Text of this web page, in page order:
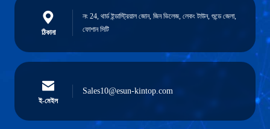
ঠিকানা
নং 24, থার্ড ইন্ডাস্ট্রিয়াল জোন, জিন ভিলেজ, লেকং টাউন, শুন্ডে জেলা,
ফোশান সিটি
ই-মেইল
Sales10@esun-kintop.com